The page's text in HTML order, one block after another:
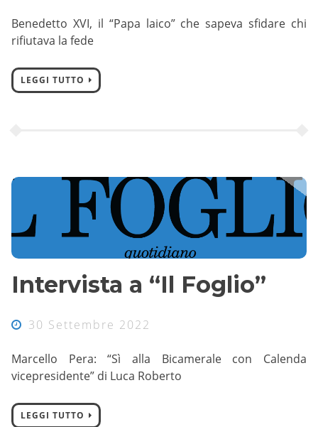
Benedetto XVI, il “Papa laico” che sapeva sfidare chi
rifiutava la fede
LEGGI TUTTO
Intervista a “Il Foglio”
30 Settembre 2022
Marcello Pera: “Sì alla Bicamerale con Calenda
vicepresidente” di Luca Roberto
LEGGI TUTTO